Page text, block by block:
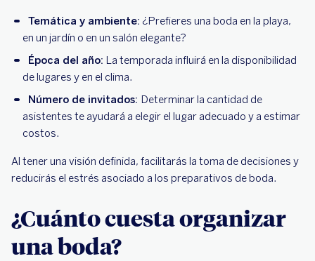
Temática y ambiente: ¿Prefieres una boda en la playa,
en un jardín o en un salón elegante?
Época del año: La temporada influirá en la disponibilidad
de lugares y en el clima.
Número de invitados: Determinar la cantidad de
asistentes te ayudará a elegir el lugar adecuado y a estimar
costos.
Al tener una visión definida, facilitarás la toma de decisiones y
reducirás el estrés asociado a los preparativos de boda.
¿Cuánto cuesta organizar
una boda?